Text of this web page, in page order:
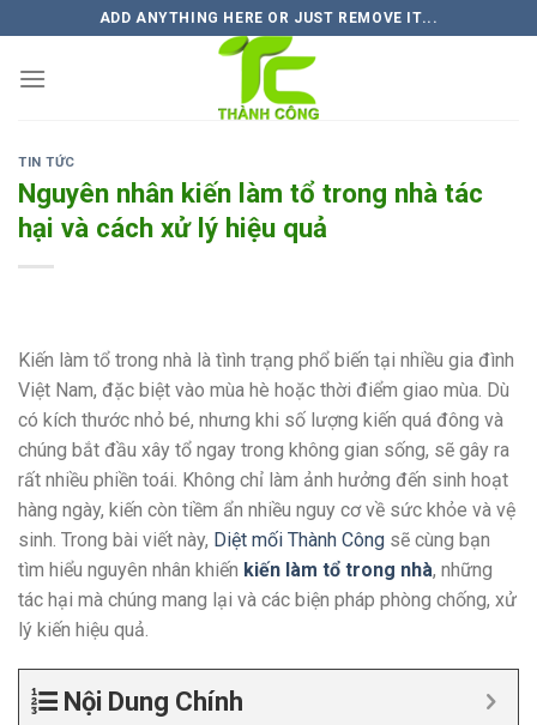
to
content
ADD ANYTHING HERE OR JUST REMOVE IT...
TIN TỨC
Nguyên nhân kiến làm tổ trong nhà tác
hại và cách xử lý hiệu quả
Kiến làm tổ trong nhà là tình trạng phổ biến tại nhiều gia đình
Việt Nam, đặc biệt vào mùa hè hoặc thời điểm giao mùa. Dù
có kích thước nhỏ bé, nhưng khi số lượng kiến quá đông và
chúng bắt đầu xây tổ ngay trong không gian sống, sẽ gây ra
rất nhiều phiền toái. Không chỉ làm ảnh hưởng đến sinh hoạt
hàng ngày, kiến còn tiềm ẩn nhiều nguy cơ về sức khỏe và vệ
sinh. Trong bài viết này, Diệt mối Thành Công sẽ cùng bạn
tìm hiểu nguyên nhân khiến kiến làm tổ trong nhà, những
tác hại mà chúng mang lại và các biện pháp phòng chống, xử
lý kiến hiệu quả.
Nội Dung Chính